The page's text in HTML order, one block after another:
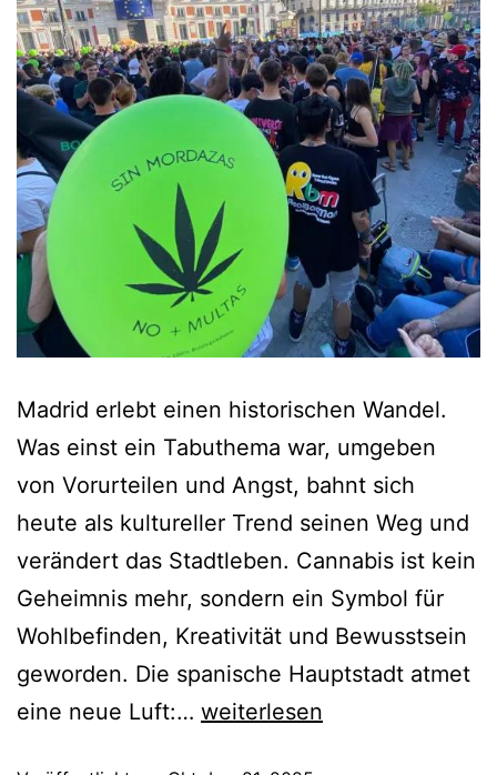
Madrid erlebt einen historischen Wandel.
Was einst ein Tabuthema war, umgeben
von Vorurteilen und Angst, bahnt sich
heute als kultureller Trend seinen Weg und
verändert das Stadtleben. Cannabis ist kein
Geheimnis mehr, sondern ein Symbol für
Wohlbefinden, Kreativität und Bewusstsein
geworden. Die spanische Hauptstadt atmet
eine neue Luft:… weiterlesen